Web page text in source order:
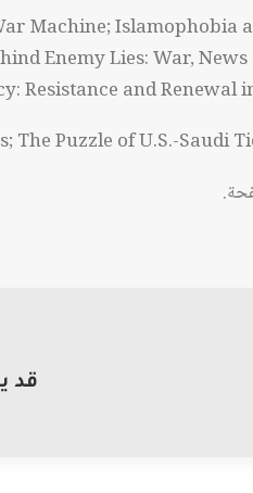
Machine; Islamophobia
Enemy Lies: War,
Resistance and Renewal
قد